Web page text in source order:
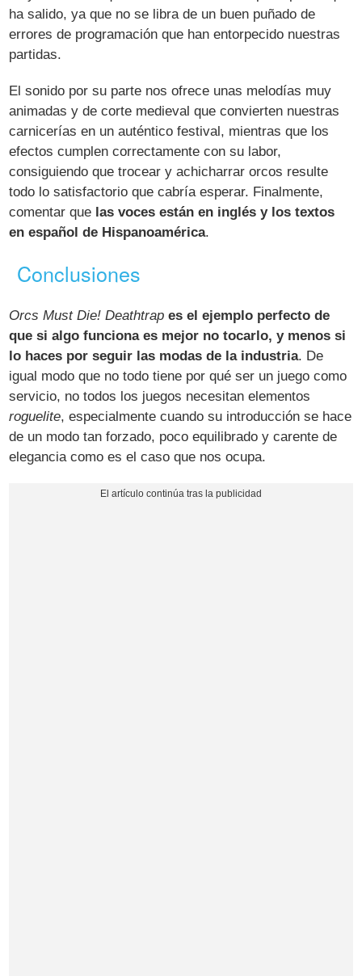
ha salido, ya que no se libra de un buen puñado de
errores de programación que han entorpecido nuestras
partidas.
El sonido por su parte nos ofrece unas melodías muy
animadas y de corte medieval que convierten nuestras
carnicerías en un auténtico festival, mientras que los
efectos cumplen correctamente con su labor,
consiguiendo que trocear y achicharrar orcos resulte
todo lo satisfactorio que cabría esperar. Finalmente,
comentar que las voces están en inglés y los textos
en español de Hispanoamérica.
Conclusiones
Orcs Must Die! Deathtrap es el ejemplo perfecto de
que si algo funciona es mejor no tocarlo, y menos si
lo haces por seguir las modas de la industria. De
igual modo que no todo tiene por qué ser un juego como
servicio, no todos los juegos necesitan elementos
roguelite, especialmente cuando su introducción se hace
de un modo tan forzado, poco equilibrado y carente de
elegancia como es el caso que nos ocupa.